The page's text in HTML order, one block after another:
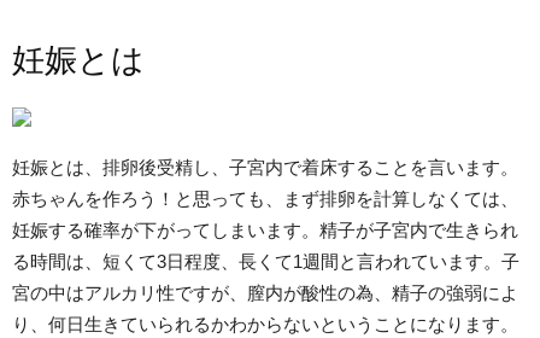
妊娠とは
妊娠とは、排卵後受精し、子宮内で着床することを言います。
赤ちゃんを作ろう！と思っても、まず排卵を計算しなくては、
妊娠する確率が下がってしまいます。精子が子宮内で生きられ
る時間は、短くて3日程度、長くて1週間と言われています。子
宮の中はアルカリ性ですが、膣内が酸性の為、精子の強弱によ
り、何日生きていられるかわからないということになります。